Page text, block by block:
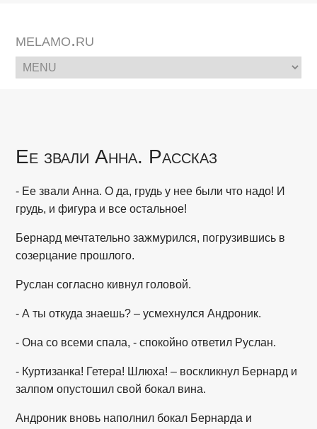
melamo.ru
Ее звали Анна. Рассказ
- Ее звали Анна. О да, грудь у нее были что надо! И
грудь, и фигура и все остальное!
Бернард мечтательно зажмурился, погрузившись в
созерцание прошлого.
Руслан согласно кивнул головой.
- А ты откуда знаешь? – усмехнулся Андроник.
- Она со всеми спала, - спокойно ответил Руслан.
- Куртизанка! Гетера! Шлюха! – воскликнул Бернард и
залпом опустошил свой бокал вина.
Андроник вновь наполнил бокал Бернарда и